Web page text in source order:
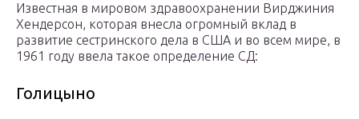
Известная в мировом здравоохранении Вирджиния
Хендерсон, которая внесла огромный вклад в
развитие сестринского дела в США и во всем мире, в
1961 году ввела такое определение СД:
Голицыно